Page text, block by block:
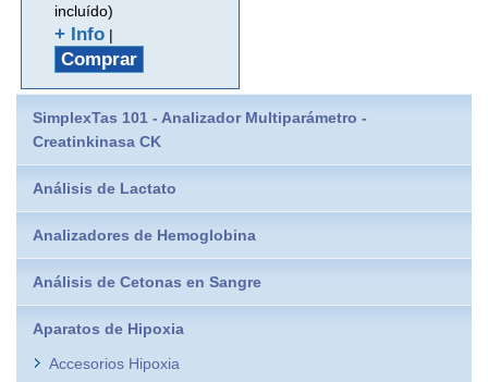
incluído)
+ Info |
Comprar
SimplexTas 101 - Analizador Multiparámetro -
Creatinkinasa CK
Análisis de Lactato
Analizadores de Hemoglobina
Análisis de Cetonas en Sangre
Aparatos de Hipoxia
Accesorios Hipoxia